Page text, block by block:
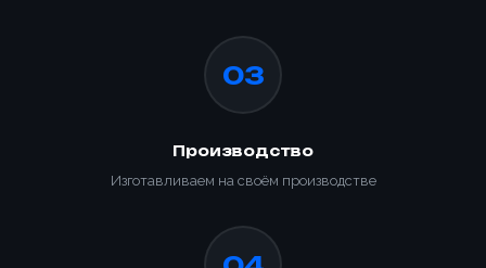
03
Производство
Изготавливаем на своём производстве